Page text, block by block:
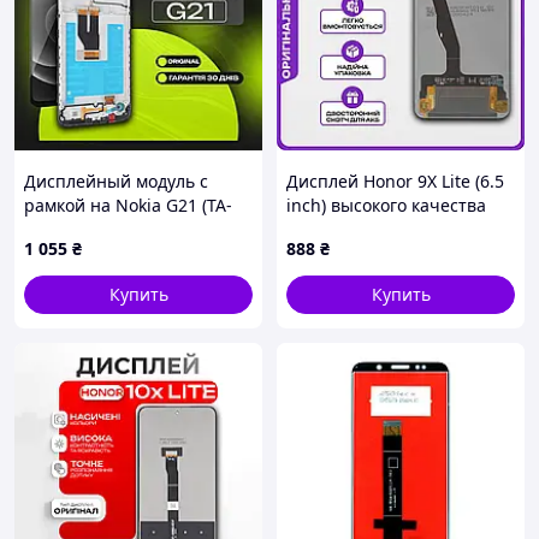
Сервисный центр VNGSM
Характеристики:
Производитель
Страна производитель
Состояние
Гарантийный срок
Дисплейный модуль с
рамкой на Nokia G21 (TA-
тачскрином), экран для
Нокия Г21
1 055 ₴
Купить
Дисплей Honor 9X Lite (6.5
inch) высокого качества
9Х Лайт
888 ₴
Купить